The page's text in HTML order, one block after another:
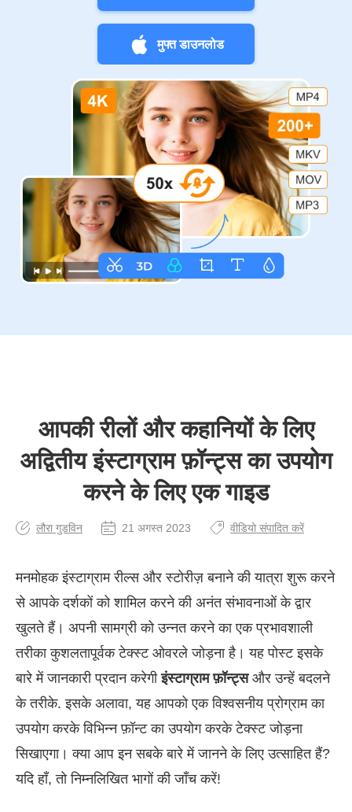
मुफ्त डाउनलोड
आपकी रीलों और कहानियों के लिए
अद्वितीय इंस्टाग्राम फ़ॉन्ट्स का उपयोग
करने के लिए एक गाइड
लौरा गुडविन 21 अगस्त 2023 वीडियो संपादित करें
मनमोहक इंस्टाग्राम रील्स और स्टोरीज़ बनाने की यात्रा शुरू करने
से आपके दर्शकों को शामिल करने की अनंत संभावनाओं के द्वार
खुलते हैं। अपनी सामग्री को उन्नत करने का एक प्रभावशाली
तरीका कुशलतापूर्वक टेक्स्ट ओवरले जोड़ना है। यह पोस्ट इसके
बारे में जानकारी प्रदान करेगीइंस्टाग्राम फ़ॉन्ट्सऔर उन्हें बदलने
के तरीके. इसके अलावा, यह आपको एक विश्वसनीय प्रोग्राम का
उपयोग करके विभिन्न फ़ॉन्ट का उपयोग करके टेक्स्ट जोड़ना
सिखाएगा। क्या आप इन सबके बारे में जानने के लिए उत्साहित हैं?
यदि हाँ, तो निम्नलिखित भागों की जाँच करें!